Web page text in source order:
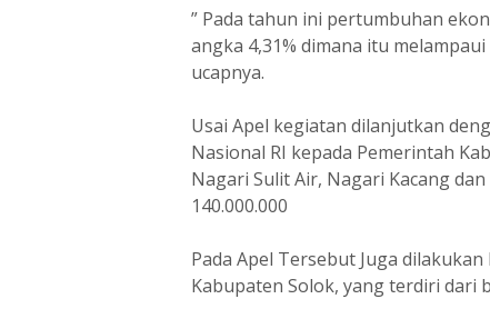
” Pada tahun ini pertumbuhan
angka 4,31% dimana itu
ucapnya.
Usai Apel kegiatan dilanjutkan
Nasional RI kepada Pemerintah
Nagari Sulit Air, Nagari Kacang
140.000.000
Pada Apel Tersebut Juga
Kabupaten Solok, yang terdiri dari